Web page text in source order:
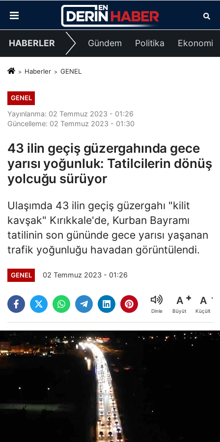
HABERLER Gündem Politika Ekonomi
Haberler GENEL
GENEL
Yayınlanma: 02 Temmuz 2023 - 01:26
Güncelleme: 02 Temmuz 2023 - 01:30
43 ilin geçiş güzergahında gece
yarısı yoğunluk: Tatilcilerin dönüş
yolcuğu sürüyor
Ulaşımda 43 ilin geçiş güzergahı "kilit
kavşak" Kırıkkale'de, Kurban Bayramı
tatilinin son gününde gece yarısı yaşanan
trafik yoğunluğu havadan görüntülendi.
GENEL 02 Temmuz 2023 - 01:26
Dinle
A
Büyüt
A
Küçült